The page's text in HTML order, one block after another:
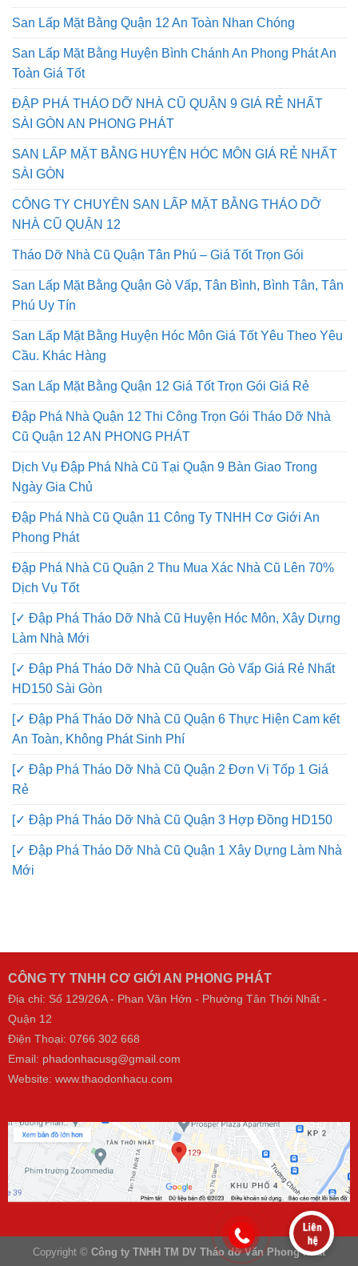
San Lấp Mặt Bằng Quận 12 An Toàn Nhan Chóng
San Lấp Mặt Bằng Huyện Bình Chánh An Phong Phát An
Toàn Giá Tốt
ĐẬP PHÁ THÁO DỠ NHÀ CŨ QUẬN 9 GIÁ RẺ NHẤT
SÀI GÒN AN PHONG PHÁT
SAN LẤP MẶT BẰNG HUYỆN HÓC MÔN GIÁ RẺ NHẤT
SÀI GÒN
CÔNG TY CHUYÊN SAN LẤP MẶT BẰNG THÁO DỠ
NHÀ CŨ QUẬN 12
Tháo Dỡ Nhà Cũ Quận Tân Phú – Giá Tốt Trọn Gói
San Lấp Mặt Bằng Quận Gò Vấp, Tân Bình, Bình Tân, Tân
Phú Uy Tín
San Lấp Mặt Bằng Huyện Hóc Môn Giá Tốt Yêu Theo Yêu
Cầu. Khác Hàng
San Lấp Mặt Bằng Quận 12 Giá Tốt Trọn Gói Giá Rẻ
Đập Phá Nhà Quận 12 Thi Công Trọn Gói Tháo Dỡ Nhà
Cũ Quận 12 AN PHONG PHÁT
Dịch Vụ Đập Phá Nhà Cũ Tại Quận 9 Bàn Giao Trong
Ngày Gia Chủ
Đập Phá Nhà Cũ Quận 11 Công Ty TNHH Cơ Giới An
Phong Phát
Đập Phá Nhà Cũ Quận 2 Thu Mua Xác Nhà Cũ Lên 70%
Dịch Vụ Tốt
[✓ Đập Phá Tháo Dỡ Nhà Cũ Huyện Hóc Môn, Xây Dựng
Làm Nhà Mới
[✓ Đập Phá Tháo Dỡ Nhà Cũ Quận Gò Vấp Giá Rẻ Nhất
HD150 Sài Gòn
[✓ Đập Phá Tháo Dỡ Nhà Cũ Quận 6 Thực Hiện Cam kết
An Toàn, Không Phát Sinh Phí
[✓ Đập Phá Tháo Dỡ Nhà Cũ Quận 2 Đơn Vị Tốp 1 Giá
Rẻ
[✓ Đập Phá Tháo Dỡ Nhà Cũ Quận 3 Hợp Đồng HD150
[✓ Đập Phá Tháo Dỡ Nhà Cũ Quận 1 Xây Dựng Làm Nhà
Mới
CÔNG TY TNHH CƠ GIỚI AN PHONG PHÁT
Địa chỉ: Số 129/26A - Phan Văn Hớn - Phường Tân Thới Nhất -
Quận 12
Điện Thoại: 0766 302 668
Email: phadonhacusg@gmail.com
Website: www.thaodonhacu.com
Copyright © Công ty TNHH TM DV Tháo dỡ Văn Phong Phát